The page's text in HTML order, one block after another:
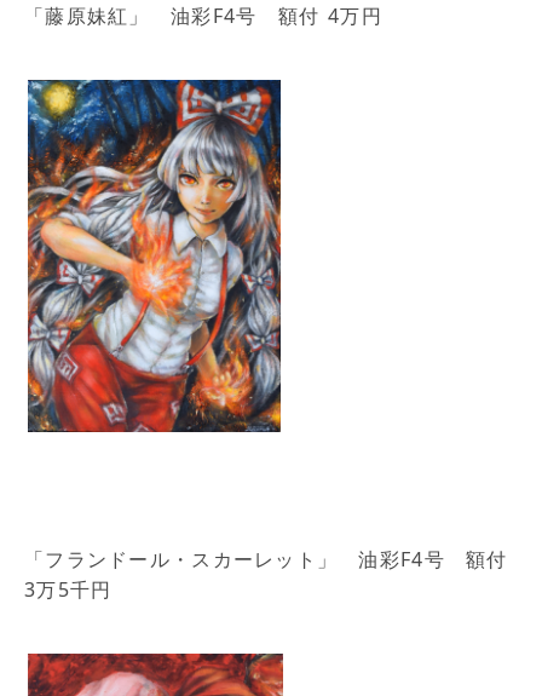
「藤原妹紅」 油彩F4号 額付 4万円
「フランドール・スカーレット」 油彩F4号 額付
3万5千円